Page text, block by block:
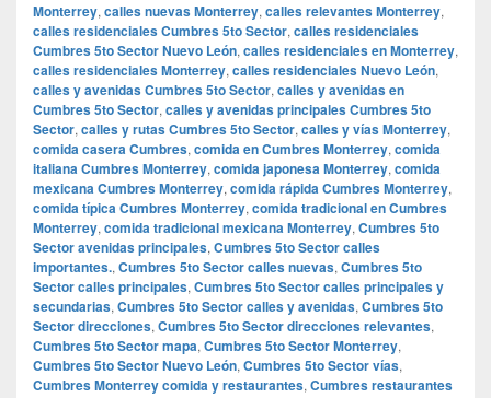
Monterrey, calles nuevas Monterrey, calles relevantes Monterrey,
calles residenciales Cumbres 5to Sector, calles residenciales
Cumbres 5to Sector Nuevo León, calles residenciales en Monterrey,
calles residenciales Monterrey, calles residenciales Nuevo León,
calles y avenidas Cumbres 5to Sector, calles y avenidas en
Cumbres 5to Sector, calles y avenidas principales Cumbres 5to
Sector, calles y rutas Cumbres 5to Sector, calles y vías Monterrey,
comida casera Cumbres, comida en Cumbres Monterrey, comida
italiana Cumbres Monterrey, comida japonesa Monterrey, comida
mexicana Cumbres Monterrey, comida rápida Cumbres Monterrey,
comida típica Cumbres Monterrey, comida tradicional en Cumbres
Monterrey, comida tradicional mexicana Monterrey, Cumbres 5to
Sector avenidas principales, Cumbres 5to Sector calles
importantes., Cumbres 5to Sector calles nuevas, Cumbres 5to
Sector calles principales, Cumbres 5to Sector calles principales y
secundarias, Cumbres 5to Sector calles y avenidas, Cumbres 5to
Sector direcciones, Cumbres 5to Sector direcciones relevantes,
Cumbres 5to Sector mapa, Cumbres 5to Sector Monterrey,
Cumbres 5to Sector Nuevo León, Cumbres 5to Sector vías,
Cumbres Monterrey comida y restaurantes, Cumbres restaurantes